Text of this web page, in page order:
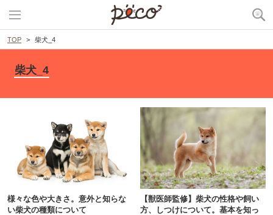
TOP 柴犬_4
柴犬_4
様々な色や大きさ。意外と知らな
い柴犬の種類について
【獣医師監修】柴犬の性格や飼い
方、しつけについて。基本を知っ